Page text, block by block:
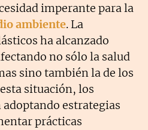
imperante para la
ambiente. La
ha alcanzado
no sólo la salud
sino también la de los
situación, los
adoptando estrategias
prácticas